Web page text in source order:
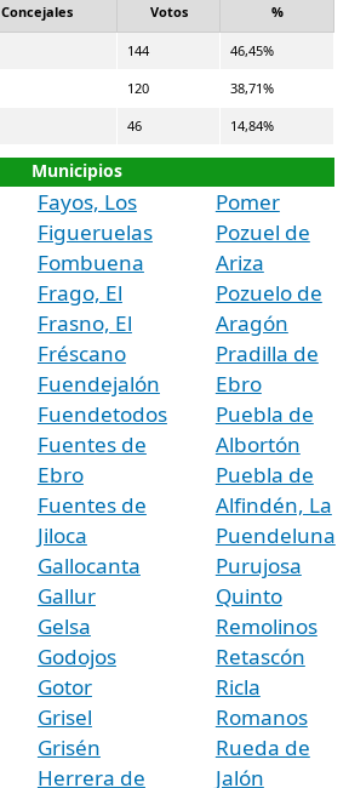
Concejales Votos %
144 46,45%
120 38,71%
46 14,84%
Municipios
Fayos, Los
Figueruelas
Fombuena
Frago, El
Frasno, El
Fréscano
Fuendejalón
Fuendetodos
Fuentes de
Ebro
Fuentes de
Jiloca
Gallocanta
Gallur
Gelsa
Godojos
Gotor
Grisel
Grisén
Herrera de
Pomer
Pozuel de
Ariza
Pozuelo de
Aragón
Pradilla de
Ebro
Puebla de
Albortón
Puebla de
Alfindén, La
Puendeluna
Purujosa
Quinto
Remolinos
Retascón
Ricla
Romanos
Rueda de
Jalón